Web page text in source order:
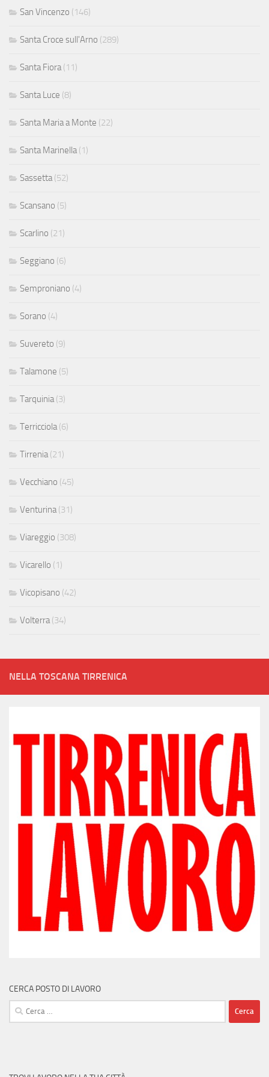
San Vincenzo (146)
Santa Croce sull'Arno (289)
Santa Fiora (11)
Santa Luce (8)
Santa Maria a Monte (22)
Santa Marinella (1)
Sassetta (52)
Scansano (5)
Scarlino (21)
Seggiano (6)
Semproniano (4)
Sorano (4)
Suvereto (9)
Talamone (5)
Tarquinia (3)
Terricciola (6)
Tirrenia (21)
Vecchiano (45)
Venturina (31)
Viareggio (308)
Vicarello (1)
Vicopisano (42)
Volterra (34)
NELLA TOSCANA TIRRENICA
CERCA POSTO DI LAVORO
Ricerca
per: